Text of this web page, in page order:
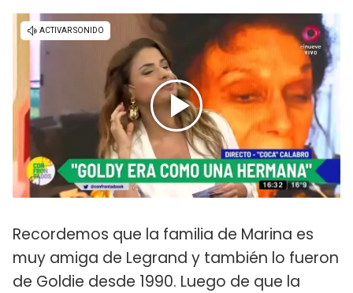
Recordemos que la familia de Marina es
muy amiga de Legrand y también lo fueron
de Goldie desde 1990. Luego de que la